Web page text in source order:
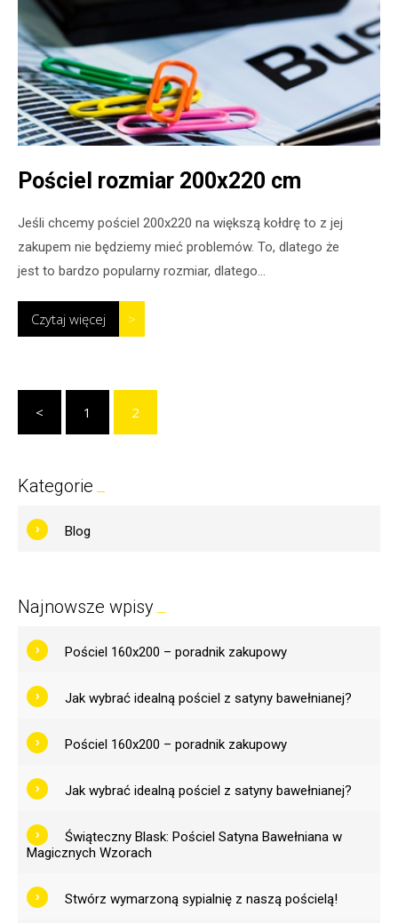
Pościel rozmiar 200x220 cm
Jeśli chcemy pościel 200x220 na większą kołdrę to z jej
zakupem nie będziemy mieć problemów. To, dlatego że
jest to bardzo popularny rozmiar, dlatego...
Czytaj więcej >
< 1 2
Kategorie
Blog
Najnowsze wpisy
Pościel 160x200 – poradnik zakupowy
Jak wybrać idealną pościel z satyny bawełnianej?
Pościel 160x200 – poradnik zakupowy
Jak wybrać idealną pościel z satyny bawełnianej?
Świąteczny Blask: Pościel Satyna Bawełniana w
Magicznych Wzorach
Stwórz wymarzoną sypialnię z naszą pościelą!